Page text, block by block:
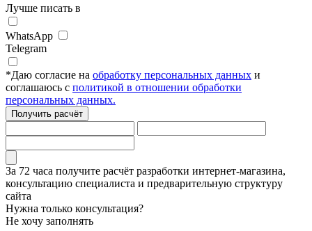
Лучше писать в
WhatsApp
Telegram
*Даю согласие на обработку персональных данных и
соглашаюсь с политикой в отношении обработки
персональных данных.
Получить расчёт
За 72 часа получите расчёт разработки интернет-магазина,
консультацию специалиста и предварительную структуру
сайта
Нужна только консультация?
Не хочу заполнять